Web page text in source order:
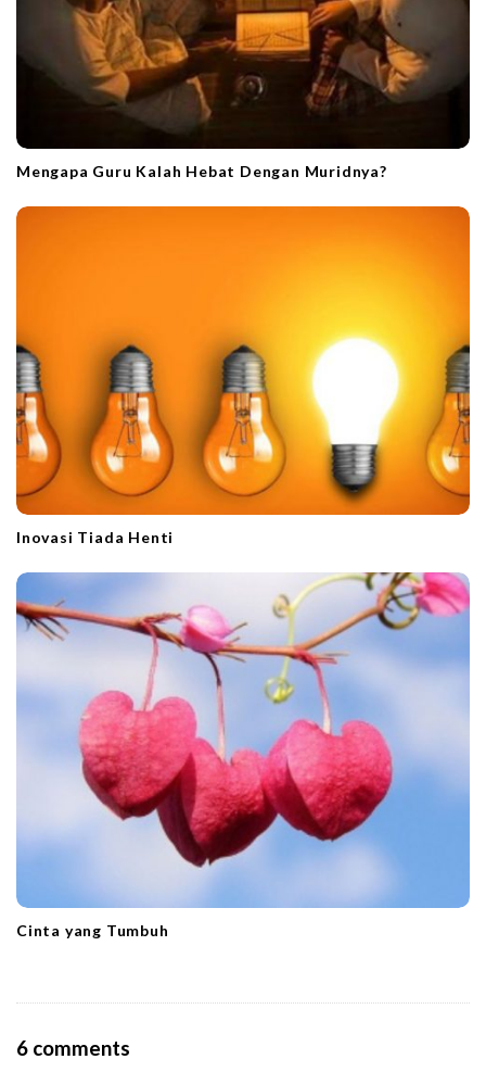
Mengapa Guru Kalah Hebat Dengan Muridnya?
Inovasi Tiada Henti
Cinta yang Tumbuh
6 comments